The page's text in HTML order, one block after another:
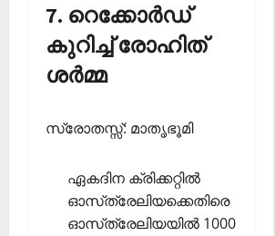
7. റെക്കോര്‍ഡ്
കുറിച്ച് രോഹിത്
ശര്‍മ്മ
സ്രോതസ്സ്: മാതൃഭൂമി
ഏകദിന ക്രിക്കറ്റില്‍
ഓസ്‌ത്രേലിയക്കെതിരെ
ഓസ്‌ത്രേലിയയില്‍ 1000